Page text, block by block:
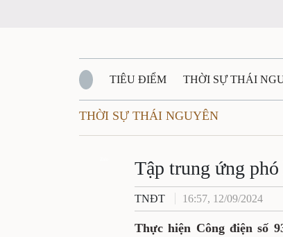
TIÊU ĐIỂM THỜI SỰ THÁI
QUỐC PHÒNG - AN NINH
QUÊ HƯƠNG - ĐẤT NƯỚC QUỐC
VĂN BẢN, CHÍNH SÁCH MỚI VĂN
THỜI SỰ THÁI NGUYÊN
Tập trung ứng
TNĐT 16:57, 12/09/2024
Thực hiện Công điện số